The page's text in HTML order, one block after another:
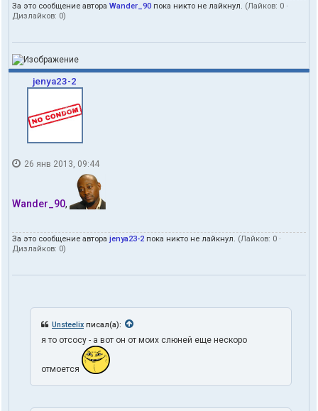
За это сообщение автора Wander_90 пока никто не лайкнул. (Лайков: 0 ·
Дизлайков: 0)
jenya23-2
26 янв 2013, 09:44
Wander_90,
За это сообщение автора jenya23-2 пока никто не лайкнул. (Лайков: 0 ·
Дизлайков: 0)
Unsteelix писал(а):
я то отсосу - а вот он от моих слюней еще нескоро
отмоется